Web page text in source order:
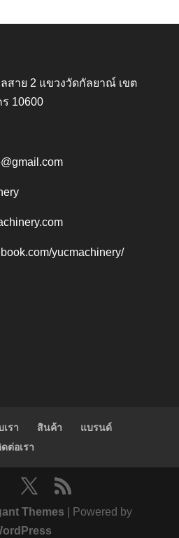
ลสาย 2 แขวงวัดกัลยาณ์ เขต
10600
yucmachinery/
เรา สินค้า
แบรนด์
ต่อเรา
Themes | Powered by